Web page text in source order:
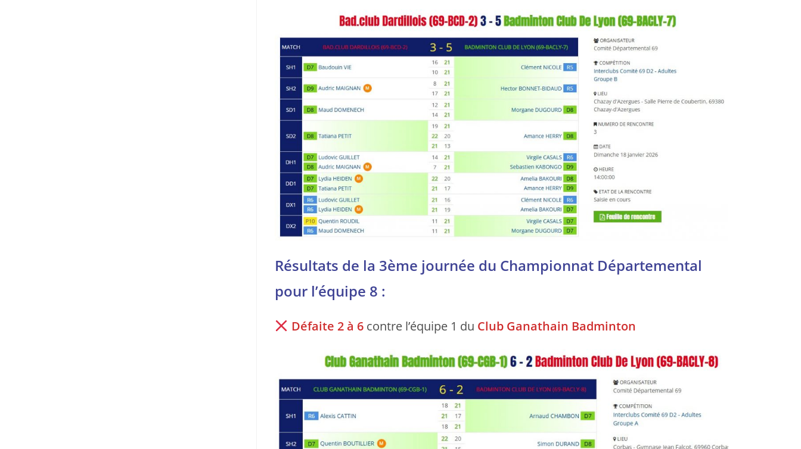
Résultats de la 3ème journée du Championnat Départemental
pour l’équipe 8 :
Défaite 2 à 6 contre l’équipe 1 du Club Ganathain Badminton